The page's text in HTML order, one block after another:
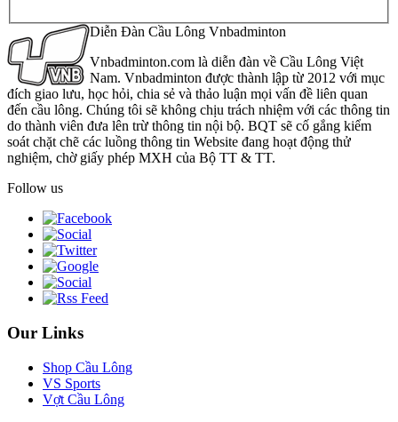
Diễn Đàn Cầu Lông Vnbadminton
Vnbadminton.com là diễn đàn về Cầu Lông Việt
Nam. Vnbadminton được thành lập từ 2012 với mục
đích giao lưu, học hỏi, chia sẻ và thảo luận mọi vấn đề liên quan
đến cầu lông. Chúng tôi sẽ không chịu trách nhiệm với các thông tin
do thành viên đưa lên trừ thông tin nội bộ. BQT sẽ cố gắng kiểm
soát chặt chẽ các luồng thông tin Website đang hoạt động thử
nghiệm, chờ giấy phép MXH của Bộ TT & TT.
Follow us
Our Links
Shop Cầu Lông
VS Sports
Vợt Cầu Lông